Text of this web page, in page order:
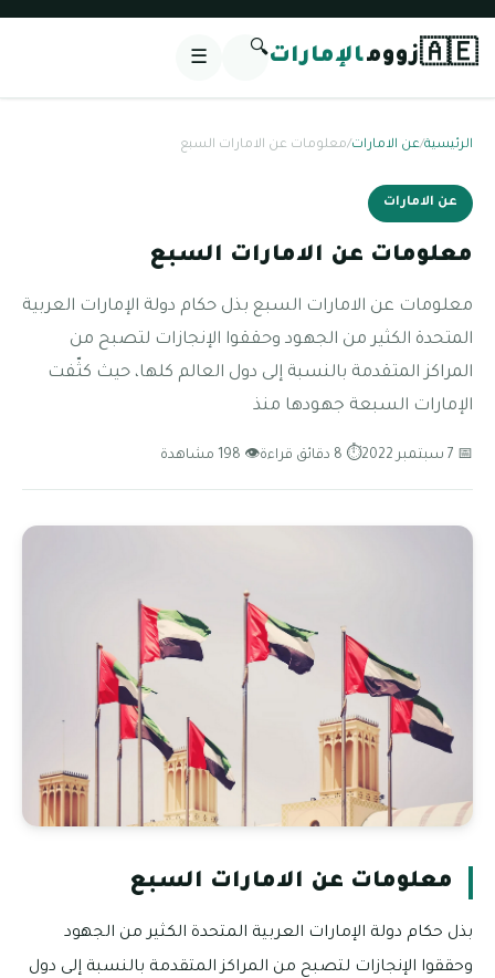
🇦🇪زوومالإمارات🔍
☰
الرئيسية/عن الامارات/معلومات عن الامارات السبع
عن الامارات
معلومات عن الامارات السبع
معلومات عن الامارات السبع بذل حكام دولة الإمارات العربية
المتحدة الكثير من الجهود وحققوا الإنجازات لتصبح من
المراكز المتقدمة بالنسبة إلى دول العالم كلها، حيث كثّفت
الإمارات السبعة جهودها منذ
📅 7 سبتمبر 2022 ⏱ 8 دقائق قراءة 👁 198 مشاهدة
معلومات عن الامارات السبع
بذل حكام دولة الإمارات العربية المتحدة الكثير من الجهود
وحققوا الإنجازات لتصبح من المراكز المتقدمة بالنسبة إلى دول